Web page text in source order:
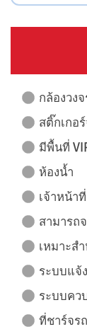
กล้องวง
สติ๊กเกอ
มีพื้นที่
ห้องน้ำ
เจ้าหน้า
สามารถ
เหมาะส
ระบบแจ้
ระบบคว
ที่ชาร์จร